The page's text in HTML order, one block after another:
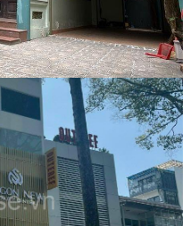
tiền Nguyễn Tri